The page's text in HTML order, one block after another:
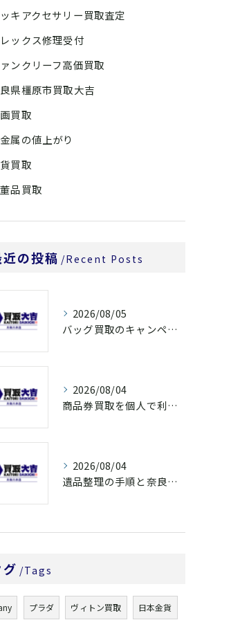
キアクセサリー買取査定
ックス修理受付
ンクリーフ高価買取
県橿原市買取大吉
買取
属の値上がり
買取
品買取
の投稿 Recent Posts
2026/08/05
バッグ買取のキャンペーンで奈良県橿原市でお得に売るための条件と注意点徹底ガイド
2026/08/04
商品券買取を個人で利用する際の奈良県橿原市で知っておきたい高換金ポイント
2026/08/04
遺品整理の手順と奈良県橿原市で無駄なく片付ける方法とごみ処分ポイント
Tags
プラダ ヴィトン買取 日本金貨